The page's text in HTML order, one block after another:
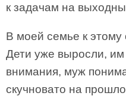
к задачам на
В моей семье к этому
Дети уже выросли, им
внимания, муж
скучновато на